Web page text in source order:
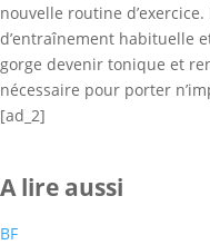
nouvelle routine
d’entraînement habituelle
gorge devenir tonique et
nécessaire pour porter
[ad_2]
A lire aussi
BF